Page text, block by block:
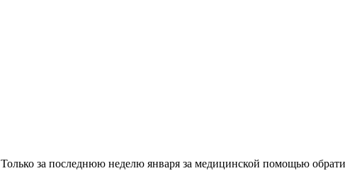
за последнюю неделю января за медицинской помощью